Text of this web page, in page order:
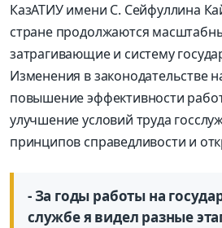
КазАТИУ имени С. Сейфуллина
стране продолжаются
затрагивающие и систему
Изменения в законодательстве
повышение эффективности
улучшение условий труда
принципов справедливости и
- За годы работы на
службе я видел разные